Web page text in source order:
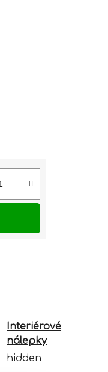
Interiérové
nálepky
hidden